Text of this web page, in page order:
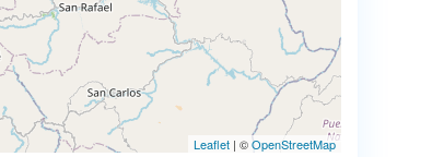
Leaflet| ©OpenStreetMap